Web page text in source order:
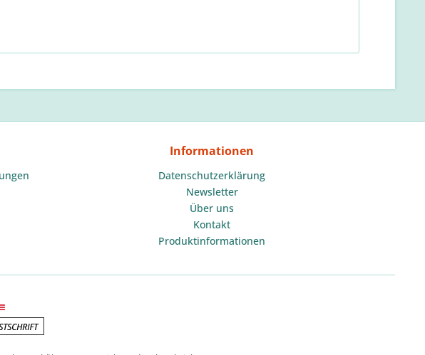
Informationen
Datenschutzerklärung
Newsletter
Über uns
Kontakt
Produktinformationen